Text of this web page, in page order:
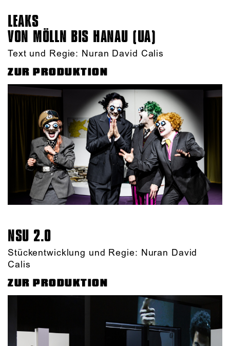
LEAKS
VON MÖLLN BIS HANAU (UA)
Text und Regie: Nuran David Calis
ZUR PRODUKTION
NSU 2.0
Stückentwicklung und Regie: Nuran David
Calis
ZUR PRODUKTION